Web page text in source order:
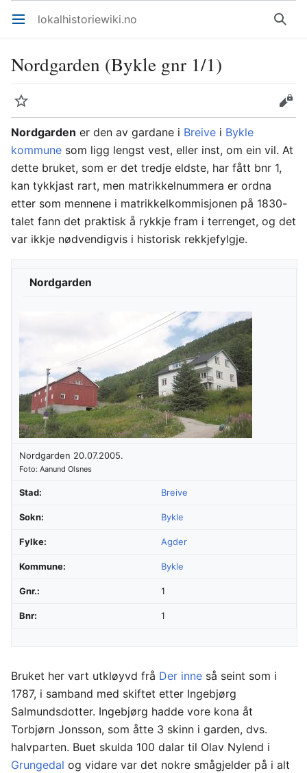
Åpne hovedmenyen lokalhistoriewiki.no Søk
Nordgarden (Bykle gnr 1/1)
Overvåk
Rediger
Nordgarden er den av gardane i Breive i Bykle
kommune som ligg lengst vest, eller inst, om ein vil. At
dette bruket, som er det tredje eldste, har fått bnr 1,
kan tykkjast rart, men matrikkelnummera er ordna
etter som mennene i matrikkelkommisjonen på 1830-
talet fann det praktisk å rykkje fram i terrenget, og det
var ikkje nødvendigvis i historisk rekkjefylgje.
Nordgarden
Nordgarden 20.07.2005.
Foto: Aanund Olsnes
Stad: Breive
Sokn: Bykle
Fylke: Agder
Kommune: Bykle
Gnr.: 1
Bnr: 1
Bruket her vart utkløyvd frå Der inne så seint som i
1787, i samband med skiftet etter Ingebjørg
Salmundsdotter. Ingebjørg hadde vore kona åt
Torbjørn Jonsson, som åtte 3 skinn i garden, dvs.
halvparten. Buet skulda 100 dalar til Olav Nylend i
Grungedal og vidare var det nokre smågjelder på i alt